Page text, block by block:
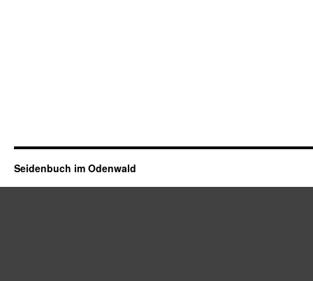
Seidenbuch im Odenwald